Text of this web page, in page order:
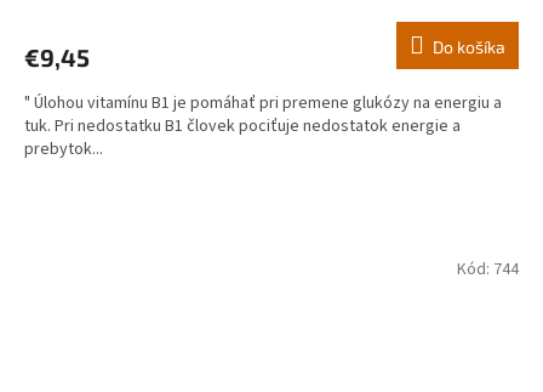
€9,45 Do košíka
" Úlohou vitamínu B1 je pomáhať pri premene glukózy na energiu a
tuk. Pri nedostatku B1 človek pociťuje nedostatok energie a
prebytok...
Kód: 744